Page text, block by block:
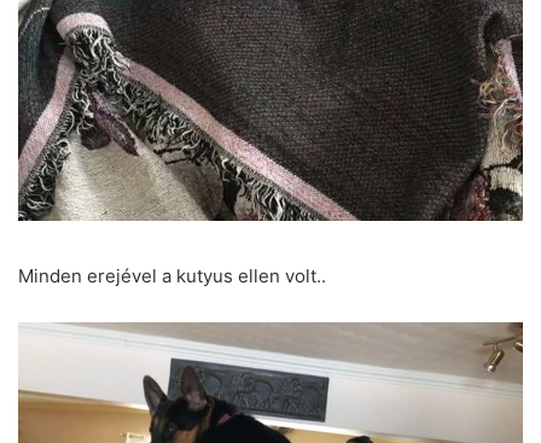
Minden erejével a kutyus ellen volt..